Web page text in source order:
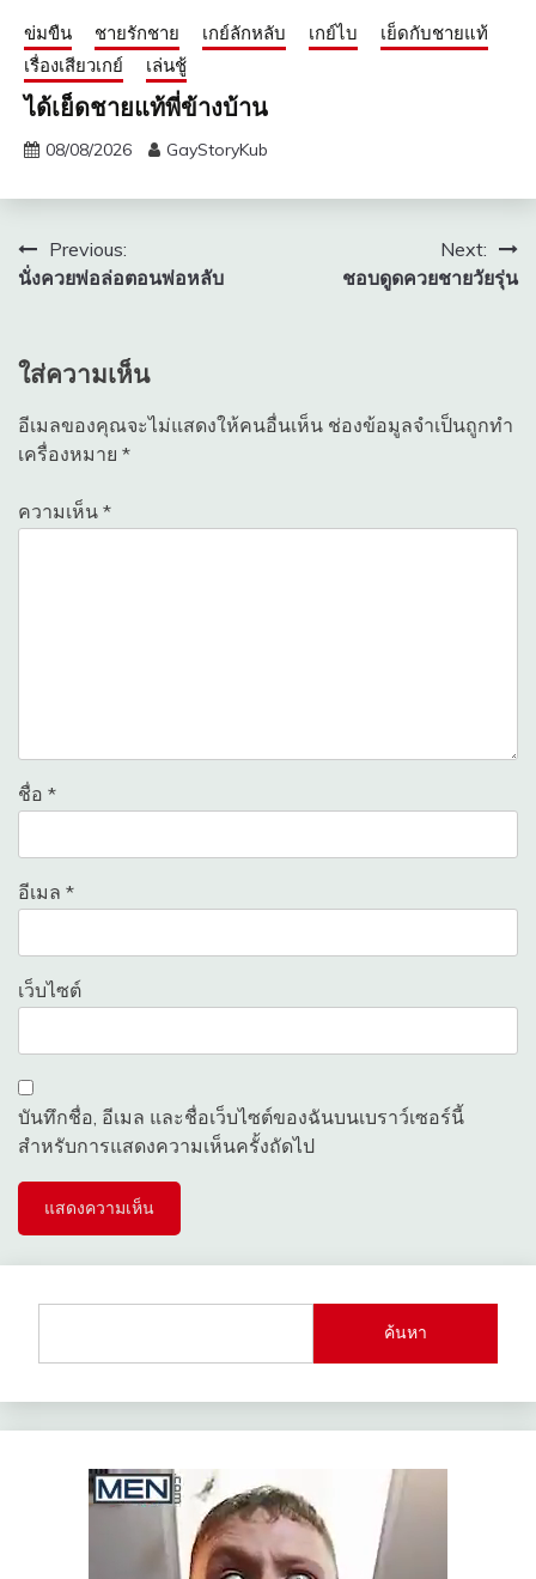
ข่มขืน ชายรักชาย เกย์ลักหลับ เกย์ไบ
เย็ดกับชายแท้
เรื่องเสียวเกย์
เล่นชู้
ได้เย็ดชายแท้พี่ข้างบ้าน
08/08/2026 GayStoryKub
แนะแนว
เรื่อง
Previous:
นั่งควยพ่อล่อตอนพ่อหลับ
Next:
ชอบดูดควยชายวัยรุ่น
ใส่ความเห็น
อีเมลของคุณจะไม่แสดงให้คนอื่นเห็น ช่องข้อมูลจำเป็นถูกทำ
เครื่องหมาย *
ความเห็น *
ชื่อ *
อีเมล *
เว็บไซต์
บันทึกชื่อ, อีเมล และชื่อเว็บไซต์ของฉันบนเบราว์เซอร์นี้
สำหรับการแสดงความเห็นครั้งถัดไป
ค้นหา